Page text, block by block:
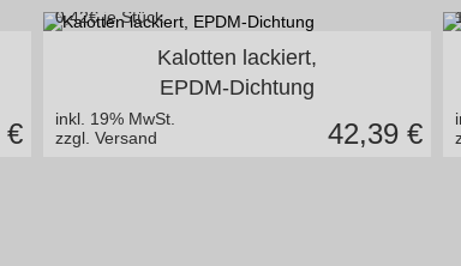
€
in vielen Varianten
0,42€ je Stück
Kalotten lackiert,
EPDM-Dichtung
inkl. 19% MwSt.
zzgl. Versand
42,39 €